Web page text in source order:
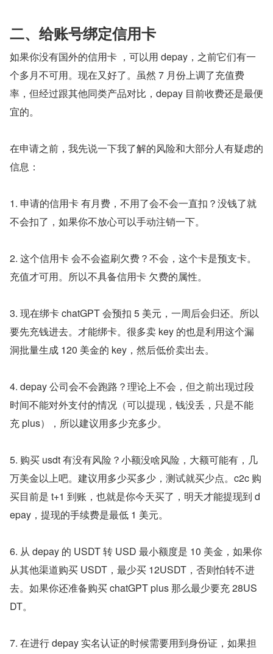
二、给账号绑定信用卡
如果你没有国外的信用卡 ，可以用 depay，之前它们有一
个多月不可用。现在又好了。虽然 7 月份上调了充值费
率，但经过跟其他同类产品对比，depay 目前收费还是最便
宜的。
在申请之前，我先说一下我了解的风险和大部分人有疑虑的
信息：
1. 申请的信用卡 有月费，不用了会不会一直扣？没钱了就
不会扣了，如果你不放心可以手动注销一下。
2. 这个信用卡 会不会盗刷欠费？不会，这个卡是预支卡。
充值才可用。所以不具备信用卡 欠费的属性。
3. 现在绑卡 chatGPT 会预扣 5 美元，一周后会归还。所以
要先充钱进去。才能绑卡。很多卖 key 的也是利用这个漏
洞批量生成 120 美金的 key，然后低价卖出去。
4. depay 公司会不会跑路？理论上不会，但之前出现过段
时间不能对外支付的情况（可以提现，钱没丢，只是不能
充 plus），所以建议用多少充多少。
5. 购买 usdt 有没有风险？小额没啥风险，大额可能有，几
万美金以上吧。建议用多少买多少，测试就买少点。c2c 购
买目前是 t+1 到账，也就是你今天买了，明天才能提现到 d
epay，提现的手续费是最低 1 美元。
6. 从 depay 的 USDT 转 USD 最小额度是 10 美金，如果你
从其他渠道购买 USDT，最少买 12USDT，否则怕转不进
去。如果你还准备购买 chatGPT plus 那么最少要充 28US
DT。
7. 在进行 depay 实名认证的时候需要用到身份证，如果担